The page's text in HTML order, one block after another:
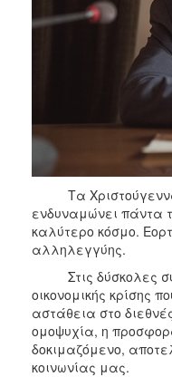
ΗΡΑΚΛΕΙΟ
Τα Χριστούγεννα
ενδυναμώνει πάντα
καλύτερο κόσμο.
αλληλεγγύης.
Στις δύσκολες
οικονομικής κρίσης
αστάθεια στο
ομοψυχία, η
δοκιμαζόμενο,
κοινωνίας μας.